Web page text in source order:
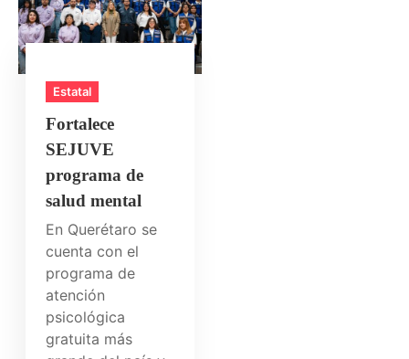
Estatal
Fortalece
SEJUVE
programa de
salud mental
En Querétaro se
cuenta con el
programa de
atención
psicológica
gratuita más